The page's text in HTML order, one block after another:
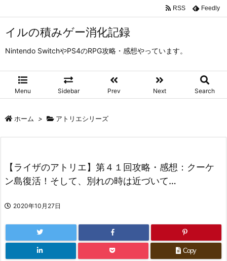
イルの積みゲー消化記録
Nintendo SwitchやPS4のRPG攻略・感想やっています。
Menu Sidebar Prev Next Search
RSS Feedly
ホーム > アトリエシリーズ
【ライザのアトリエ】第４１回攻略・感想：クーケ
ン島復活！そして、別れの時は近づいて…
2020年10月27日
Copy